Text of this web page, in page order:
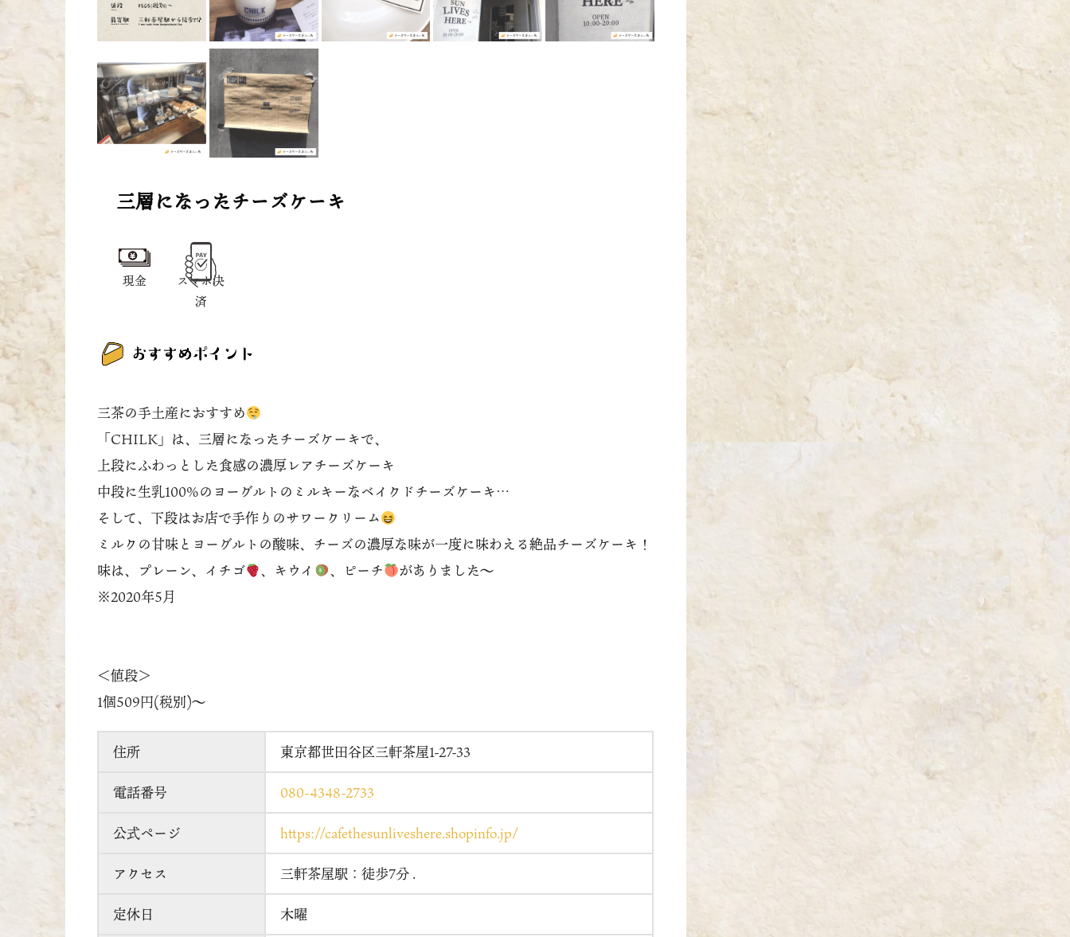
三層になったチーズケーキ
現金
スマホ決
済
三茶の手土産におすすめ
「CHILK」は、三層になったチーズケーキで、
上段にふわっとした食感の濃厚レアチーズケーキ
中段に生乳100%のヨーグルトのミルキーなベイクドチーズケーキ…
そして、下段はお店で手作りのサワークリーム
ミルクの甘味とヨーグルトの酸味、チーズの濃厚な味が一度に味わえる絶品チーズケーキ！
味は、プレーン、イチゴ
、キウイ 、ピーチ
がありました〜
※2020年5月
＜値段＞
1個509円(税別)〜
住所 東京都世田谷区三軒茶屋1-27-33
電話番号 080-4348-2733
公式ページ https://cafethesunliveshere.shopinfo.jp/
アクセス 三軒茶屋駅：徒歩7分 .
定休日 木曜